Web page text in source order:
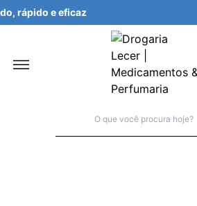
Atendimento humanizado,